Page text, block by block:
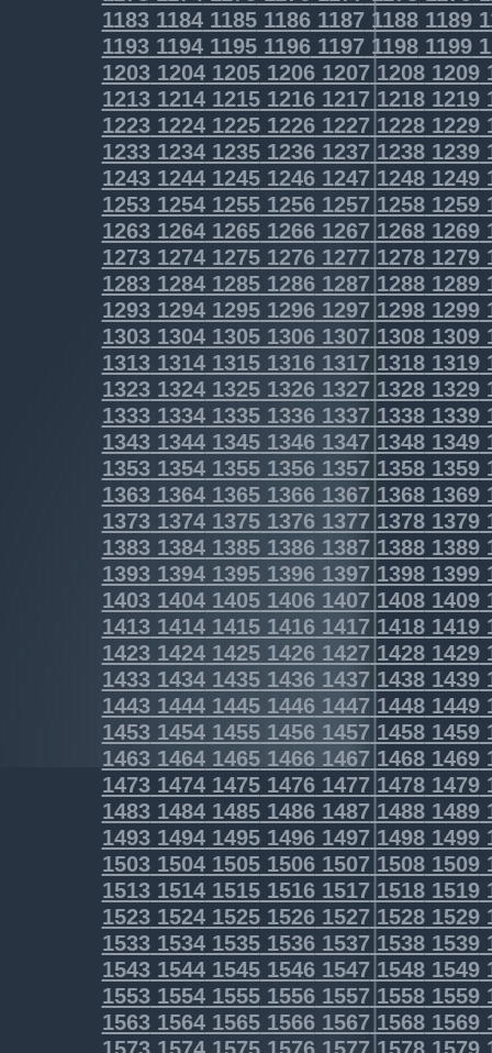
1183118411851186118711881189
1193119411951196119711981199
1203120412051206120712081209
1213121412151216121712181219
1223122412251226122712281229
1233123412351236123712381239
1243124412451246124712481249
1253125412551256125712581259
1263126412651266126712681269
1273127412751276127712781279
1283128412851286128712881289
1293129412951296129712981299
1303130413051306130713081309
1313131413151316131713181319
1323132413251326132713281329
1333133413351336133713381339
1343134413451346134713481349
1353135413551356135713581359
1363136413651366136713681369
1373137413751376137713781379
13831384138513861387 13881389
13931394139513961397 13981399
1403140414051406140714081409
1413141414151416141714181419
1423142414251426142714281429
14331434143514361437 14381439
14431444144514461447 14481449
14531454145514561457 14581459
14631464146514661467 14681469
1473147414751476147714781479
1483148414851486148714881489
1493149414951496149714981499
1503150415051506150715081509
1513151415151516151715181519
1523152415251526152715281529
1533153415351536153715381539
1543154415451546154715481549
1553155415551556155715581559
1563156415651566156715681569